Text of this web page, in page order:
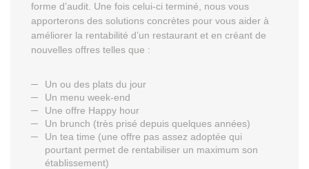
forme d’audit. Une fois celui-ci terminé, nous vous
apporterons des solutions concrètes pour vous aider à
améliorer la rentabilité d’un restaurant et en créant de
nouvelles offres telles que :
Un ou des plats du jour
Un menu week-end
Une offre Happy hour
Un brunch (très prisé depuis quelques années)
Un tea time (une offre pas assez adoptée qui
pourtant permet de rentabiliser un maximum son
établissement)